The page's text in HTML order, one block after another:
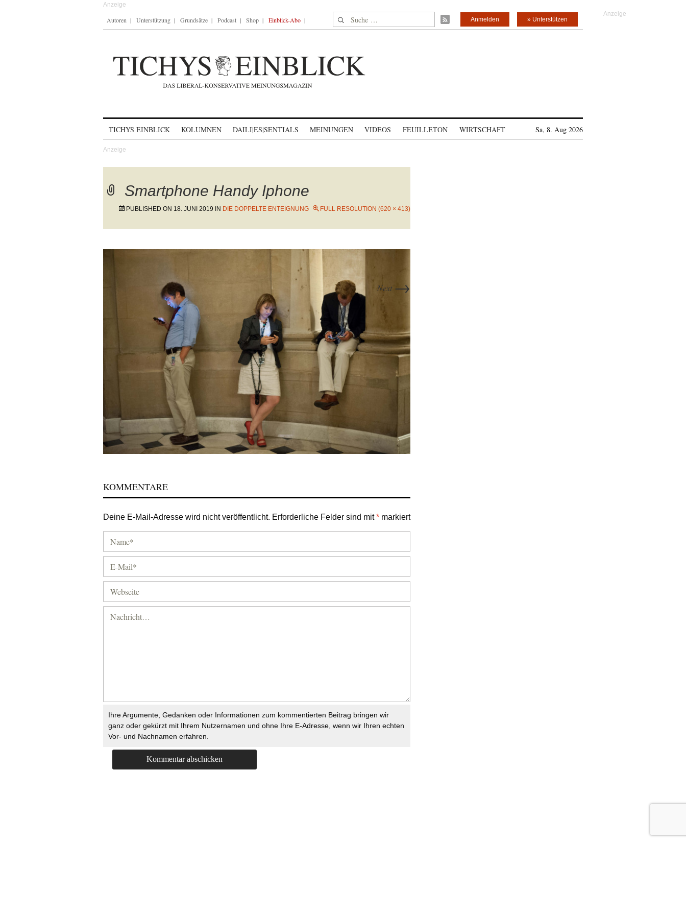
Autoren Unterstützung Grundsätze Podcast Shop Einblick-Abo Suche nach: » Unterstützen
Anmelden
TICHYS EINBLICK KOLUMNEN DAILI|ES|SENTIALS MEINUNGEN VIDEOS FEUILLETON WIRTSCHAFT Sa, 8. Aug 2026
Smartphone Handy Iphone
PUBLISHED ON 18. JUNI 2019 IN DIE DOPPELTE ENTEIGNUNG FULL RESOLUTION (620 × 413)
Next →
KOMMENTARE
Deine E-Mail-Adresse wird nicht veröffentlicht. Erforderliche Felder sind mit* markiert
Ihre Argumente, Gedanken oder Informationen zum kommentierten Beitrag bringen wir
ganz oder gekürzt mit Ihrem Nutzernamen und ohne Ihre E-Adresse, wenn wir Ihren echten
Vor- und Nachnamen erfahren.